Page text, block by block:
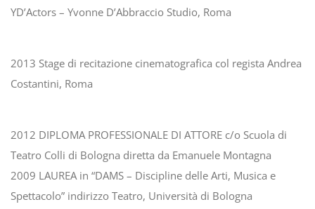
YD’Actors – Yvonne D’Abbraccio Studio, Roma
2013 Stage di recitazione cinematografica col regista Andrea
Costantini, Roma
2012 DIPLOMA PROFESSIONALE DI ATTORE c/o Scuola di
Teatro Colli di Bologna diretta da Emanuele Montagna
2009 LAUREA in “DAMS – Discipline delle Arti, Musica e
Spettacolo” indirizzo Teatro, Università di Bologna